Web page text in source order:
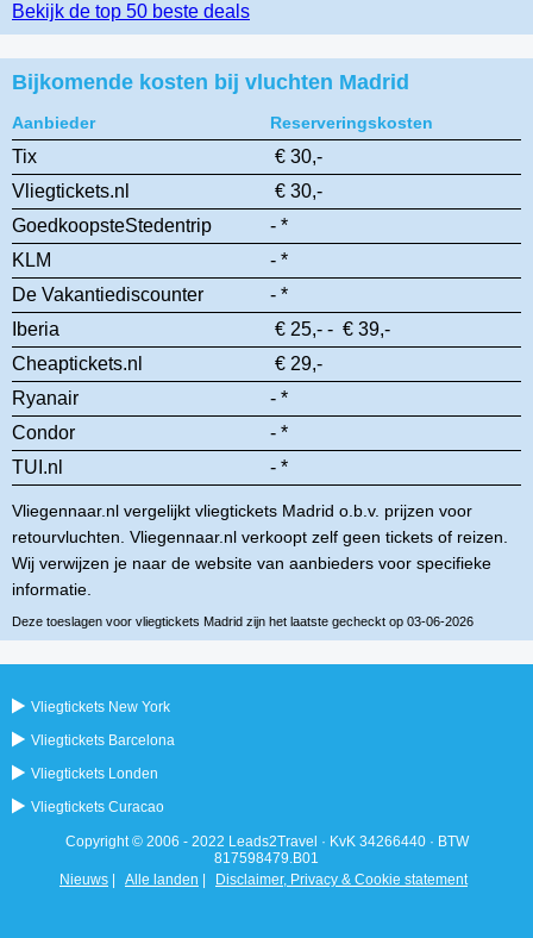
Bekijk de top 50 beste deals
Bijkomende kosten bij vluchten Madrid
Aanbieder Reserveringskosten
Tix
€ 30,-
Vliegtickets.nl
€ 30,-
GoedkoopsteStedentrip
- *
KLM
- *
De Vakantiediscounter
- *
Iberia
€ 25,- - € 39,-
Cheaptickets.nl
€ 29,-
Ryanair
- *
Condor
- *
TUI.nl
- *
Vliegennaar.nl vergelijkt vliegtickets Madrid o.b.v. prijzen voor
retourvluchten. Vliegennaar.nl verkoopt zelf geen tickets of reizen.
Wij verwijzen je naar de website van aanbieders voor specifieke
informatie.
Deze toeslagen voor vliegtickets Madrid zijn het laatste gecheckt op 03-06-2026
Vliegtickets New York
Vliegtickets Barcelona
Vliegtickets Londen
Vliegtickets Curacao
Copyright © 2006 - 2022 Leads2Travel · KvK 34266440 · BTW
817598479.B01
Nieuws
Alle landen Disclaimer, Privacy & Cookie statement